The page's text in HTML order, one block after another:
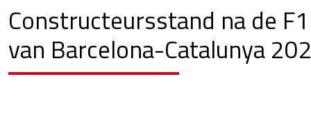
Constructeursstand na de
van Barcelona-Catalunya